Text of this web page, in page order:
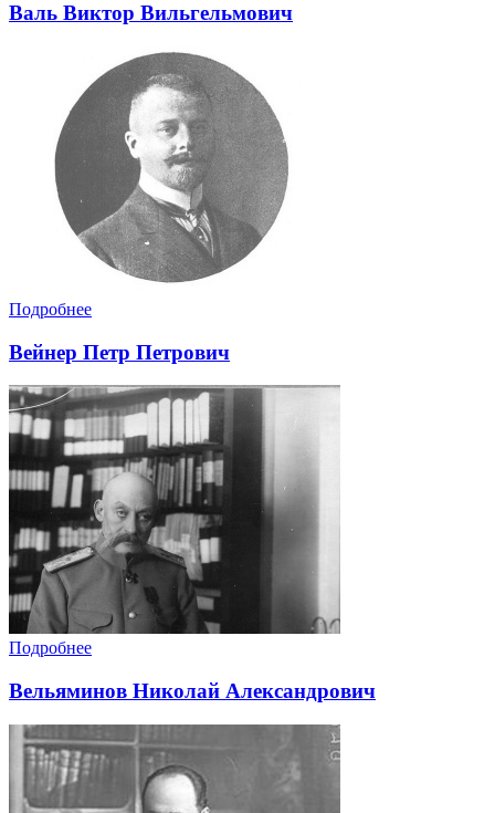
Валь Виктор Вильгельмович
Подробнее
Вейнер Петр Петрович
Подробнее
Вельяминов Николай Александрович